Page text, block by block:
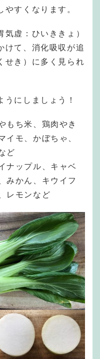
やすくなります。
気虚：ひいききょ）
けて、消化吸収が追
せき）に多く見られ
うにしましょう！
もち米、鶏肉やき
イモ、かぼちゃ、
ど
ナップル、キャベ
みかん、キウイフ
レモンなど